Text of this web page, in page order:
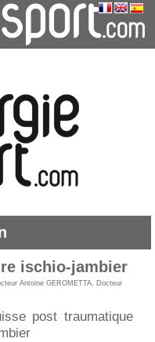
ischio-jambier
Antoine GEROMETTA, Docteur
post traumatique